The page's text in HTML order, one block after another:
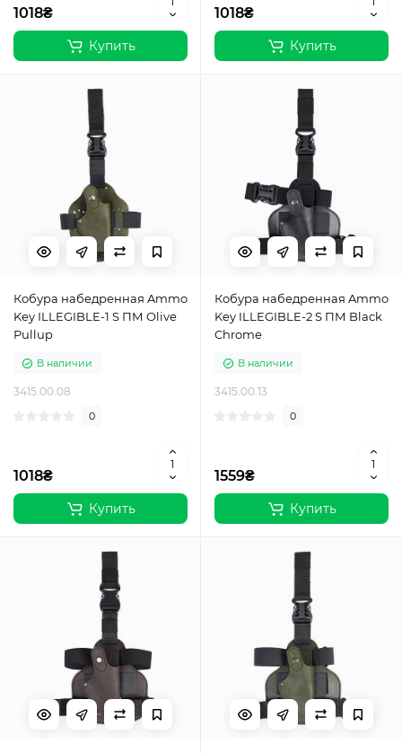
1018₴
Купить
1018₴
Купить
Кобура набедренная Ammo
Key ILLEGIBLE-1 S ПМ Olive
Pullup
В наличии
3415.00.08
0
1018₴
Купить
Кобура набедренная Ammo
Key ILLEGIBLE-2 S ПМ Black
Chrome
В наличии
3415.00.13
0
1559₴
Купить